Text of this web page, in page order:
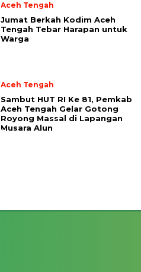
Aceh Tengah
Jumat Berkah Kodim Aceh
Tengah Tebar Harapan untuk
Warga
Aceh Tengah
Sambut HUT RI Ke 81, Pemkab
Aceh Tengah Gelar Gotong
Royong Massal di Lapangan
Musara Alun